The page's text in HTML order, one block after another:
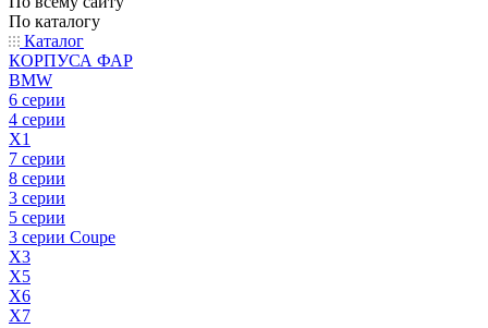
По каталогу
Каталог
КОРПУСА ФАР
BMW
6 серии
4 серии
X1
7 серии
8 серии
3 серии
5 серии
3 серии Coupe
X3
X5
X6
X7